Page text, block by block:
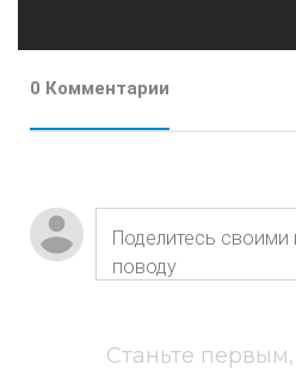
0 Комментарии
Станьте первым,